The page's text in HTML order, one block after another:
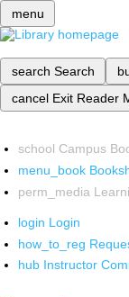
menu
search Search
cancel Exit Reader
school Campus
menu_book
perm_media
login Login
how_to_reg
hub Instructor